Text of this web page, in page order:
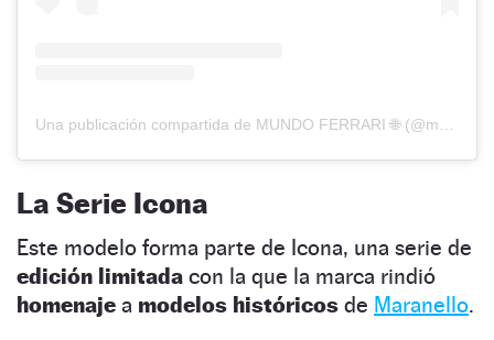
La Serie Icona
Este modelo forma parte de Icona, una serie de
edición limitada con la que la marca rindió
homenaje a modelos históricos de Maranello.